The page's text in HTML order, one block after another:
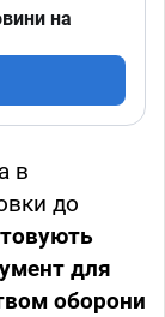
на
в
до
для
оборони